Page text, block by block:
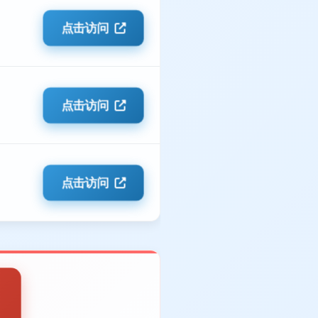
点击访问
点击访问
点击访问